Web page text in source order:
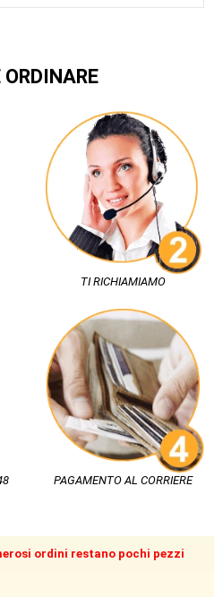
ORDINARE
TI RICHIAMIAMO
PAGAMENTO AL CORRIERE
ordini restano pochi pezzi